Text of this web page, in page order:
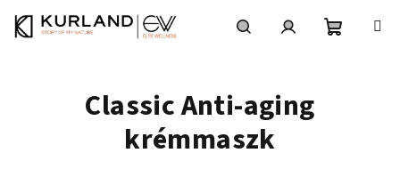
Classic Anti-aging
krémmaszk